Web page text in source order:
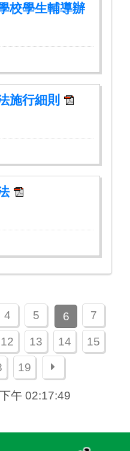
校學生輔導辦
施行細則
4 5 6 7
12 13 14 15
19 下一頁
午 02:17:49